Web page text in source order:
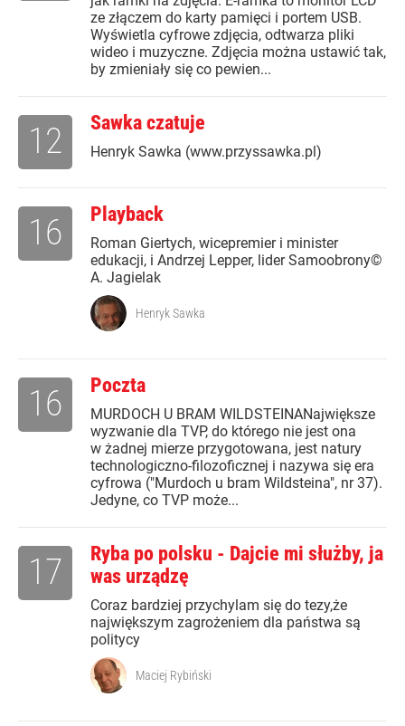
ze złączem do karty pamięci i portem USB.
Wyświetla cyfrowe zdjęcia, odtwarza pliki
wideo i muzyczne. Zdjęcia można ustawić tak,
by zmieniały się co pewien...
Sawka czatuje
Henryk Sawka (www.przyssawka.pl)
12
Playback
Roman Giertych, wicepremier i minister
edukacji, i Andrzej Lepper, lider Samoobrony©
A. Jagielak
16
Henryk Sawka
Poczta
MURDOCH U BRAM WILDSTEINANajwiększe
wyzwanie dla TVP, do którego nie jest ona
w żadnej mierze przygotowana, jest natury
technologiczno-filozoficznej i nazywa się era
cyfrowa ("Murdoch u bram Wildsteina", nr 37).
Jedyne, co TVP może...
16
Ryba po polsku - Dajcie mi służby, ja
was urządzę
Coraz bardziej przychylam się do tezy,że
największym zagrożeniem dla państwa są
politycy
17
Maciej Rybiński